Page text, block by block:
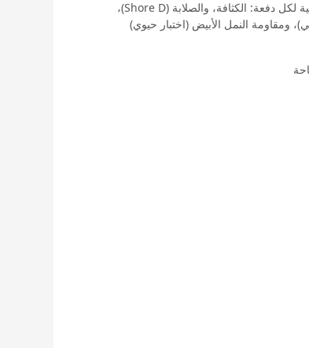
مراقبة الجودة المضمنة من 6 نقاط بالإضافة إلى الاختبارات المعملية لكل دفعة: الكثافة، والصلابة (Shore D)،